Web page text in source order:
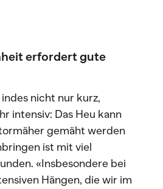
erfordert gute
nicht nur kurz,
intensiv: Das Heu kann
gemäht werden
ist mit viel
«Insbesondere bei
Hängen, die wir im